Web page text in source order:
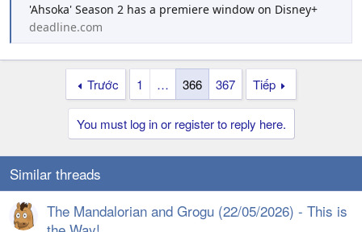
'Ahsoka' Season 2 has a premiere window on Disney+
deadline.com
Trước 1 … 366 367 Tiếp
You must log in or register to reply here.
Similar threads
The Mandalorian and Grogu (22/05/2026) - This is